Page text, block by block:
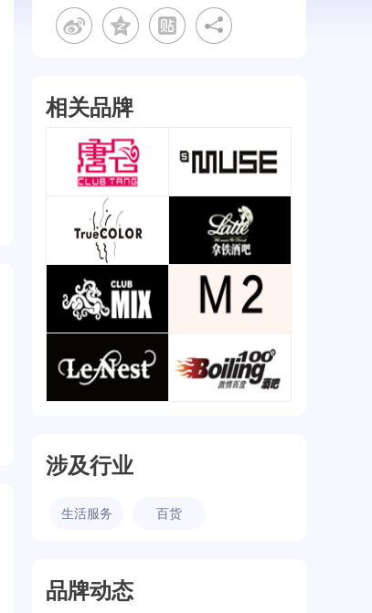
相关品牌
唐会酒吧
查看详情
S.MUSE
查看详情
本色/TrueColor
查看详情
拿铁/LATTE
查看详情
MIXCLUB
查看详情
MUSEM2
查看详情
涉及行业
生活服务 百货
品牌动态